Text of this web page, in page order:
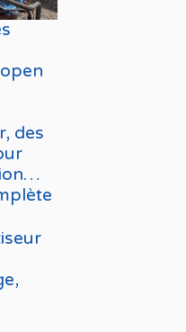
des